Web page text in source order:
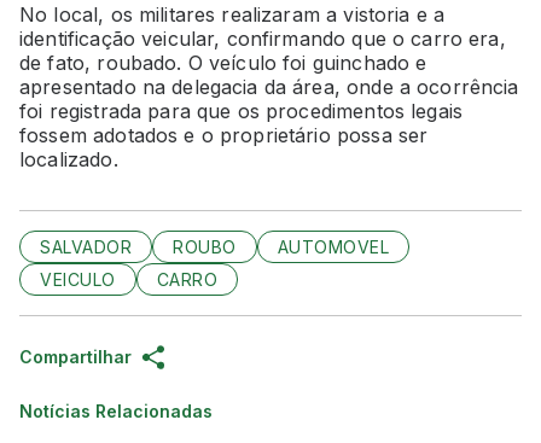
No local, os militares realizaram a vistoria e a
identificação veicular, confirmando que o carro era,
de fato, roubado. O veículo foi guinchado e
apresentado na delegacia da área, onde a ocorrência
foi registrada para que os procedimentos legais
fossem adotados e o proprietário possa ser
localizado.
SALVADOR ROUBO
AUTOMOVEL
VEICULO
CARRO
Compartilhar
Notícias Relacionadas